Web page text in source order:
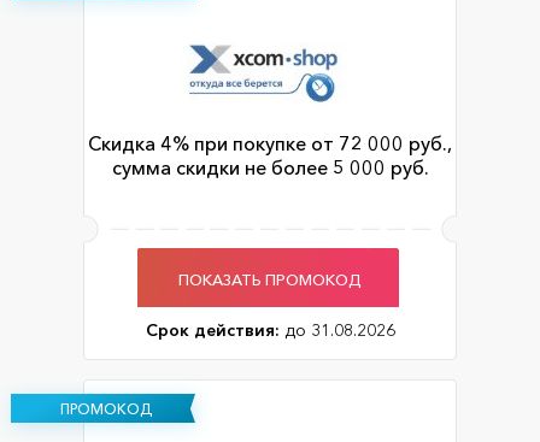
Скидка 4% при покупке от 72 000 руб.,
сумма скидки не более 5 000 руб.
ПОКАЗАТЬ ПРОМОКОД
Срок действия: до 31.08.2026
ПРОМОКОД